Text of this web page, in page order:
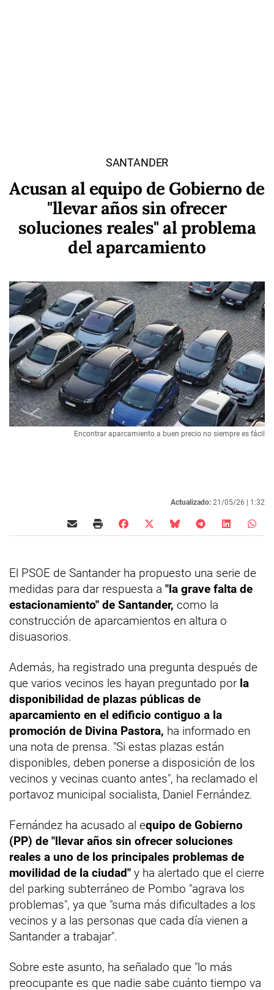
SANTANDER
Acusan al equipo de Gobierno de
"llevar años sin ofrecer
soluciones reales" al problema
del aparcamiento
Encontrar aparcamiento a buen precio no siempre es fácil
Actualizado: 21/05/26 | 1:32
El PSOE de Santander ha propuesto una serie de
medidas para dar respuesta a "la grave falta de
estacionamiento" de Santander, como la
construcción de aparcamientos en altura o
disuasorios.
Además, ha registrado una pregunta después de
que varios vecinos les hayan preguntado por la
disponibilidad de plazas públicas de
aparcamiento en el edificio contiguo a la
promoción de Divina Pastora, ha informado en
una nota de prensa. "Si estas plazas están
disponibles, deben ponerse a disposición de los
vecinos y vecinas cuanto antes", ha reclamado el
portavoz municipal socialista, Daniel Fernández.
Fernández ha acusado al equipo de Gobierno
(PP) de "llevar años sin ofrecer soluciones
reales a uno de los principales problemas de
movilidad de la ciudad" y ha alertado que el cierre
del parking subterráneo de Pombo "agrava los
problemas", ya que "suma más dificultades a los
vecinos y a las personas que cada día vienen a
Santander a trabajar".
Sobre este asunto, ha señalado que "lo más
preocupante es que nadie sabe cuánto tiempo va